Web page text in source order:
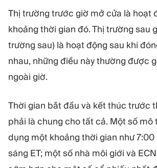
Thị trường trước giờ mở cửa là hoạt
khoảng thời gian đó. Thị trường sau
trường sau) là hoạt động sau khi
nhau, những điều này thường được
ngoài giờ.
Thời gian bắt đầu và kết thúc trước
phải là chung cho tất cả. Một số mô
dụng một khoảng thời gian như 7:00
sáng ET; một số nhà môi giới và